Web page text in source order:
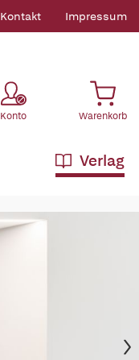
Kontakt Impressum
Konto Warenkorb
Verlag